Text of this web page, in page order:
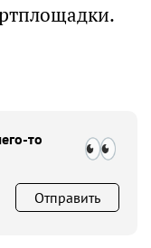
то
Отправить